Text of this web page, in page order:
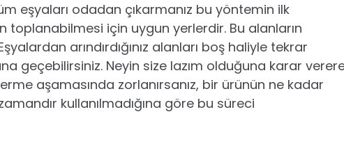
eşyaları odadan çıkarmanız bu yöntemin ilk
toplanabilmesi için uygun yerlerdir. Bu alanların
arındırdığınız alanları boş haliyle tekrar
geçebilirsiniz. Neyin size lazım olduğuna karar
aşamasında zorlanırsanız, bir ürünün ne kadar
kullanılmadığına göre bu süreci